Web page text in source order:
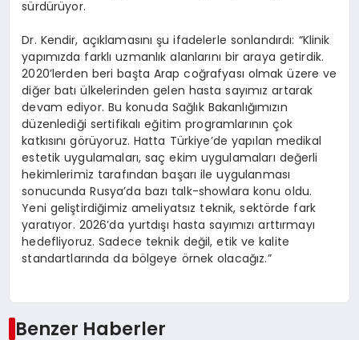
sürdürüyor.
Dr. Kendir, açıklamasını şu ifadelerle sonlandırdı: “Klinik
yapımızda farklı uzmanlık alanlarını bir araya getirdik.
2020’lerden beri başta Arap coğrafyası olmak üzere ve
diğer batı ülkelerinden gelen hasta sayımız artarak
devam ediyor. Bu konuda Sağlık Bakanlığımızın
düzenlediği sertifikalı eğitim programlarının çok
katkısını görüyoruz. Hatta Türkiye’de yapılan medikal
estetik uygulamaları, saç ekim uygulamaları değerli
hekimlerimiz tarafından başarı ile uygulanması
sonucunda Rusya’da bazı talk-showlara konu oldu.
Yeni geliştirdiğimiz ameliyatsız teknik, sektörde fark
yaratıyor. 2026’da yurtdışı hasta sayımızı arttırmayı
hedefliyoruz. Sadece teknik değil, etik ve kalite
standartlarında da bölgeye örnek olacağız.”
Benzer Haberler